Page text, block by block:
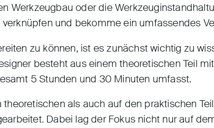
Werkzeugbau oder die
und bekomme ein umfassendes
zu können, ist es zunächst wichtig zu
besteht aus einem theoretischen Teil
5 Stunden und 30 Minuten umfasst.
als auch auf den praktischen
Dabei lag der Fokus nicht nur auf